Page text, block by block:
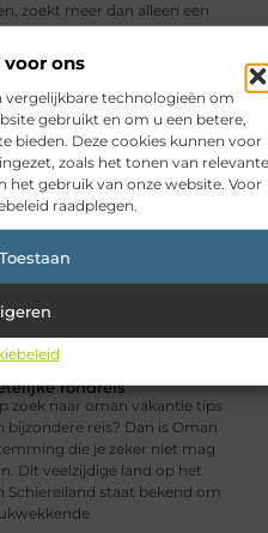
ons
vergelijkbare technologieën om
gebruikt en om u een betere,
bieden. Deze cookies kunnen voor
zoals het tonen van relevante
het gebruik van onze website. Voor
raadplegen.
zoekt meer dan alleen een
met veel functies.
gebruiksgemak en
advies zijn minstens zo
Sitcon speelt hier al sinds
in. Het
rondreis
zoek naar oman vakantie tips
bijzondere reis? Dan is Oman
die je zeker niet mag
Dit veelzijdige land op het
Schiereiland staat bekend om